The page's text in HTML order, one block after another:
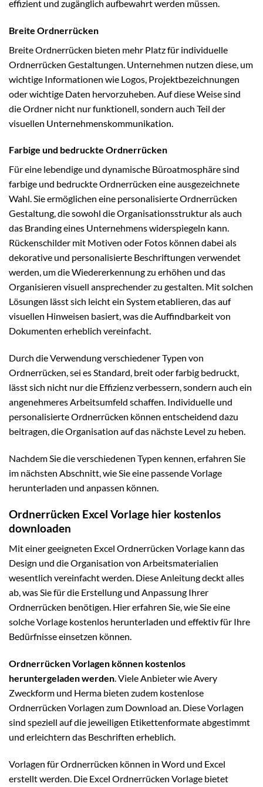
effizient und zugänglich aufbewahrt werden müssen.
Breite Ordnerrücken
Breite Ordnerrücken bieten mehr Platz für individuelle
Ordnerrücken Gestaltungen. Unternehmen nutzen diese, um
wichtige Informationen wie Logos, Projektbezeichnungen
oder wichtige Daten hervorzuheben. Auf diese Weise sind
die Ordner nicht nur funktionell, sondern auch Teil der
visuellen Unternehmenskommunikation.
Farbige und bedruckte Ordnerrücken
Für eine lebendige und dynamische Büroatmosphäre sind
farbige und bedruckte Ordnerrücken eine ausgezeichnete
Wahl. Sie ermöglichen eine personalisierte Ordnerrücken
Gestaltung, die sowohl die Organisationsstruktur als auch
das Branding eines Unternehmens widerspiegeln kann.
Rückenschilder mit Motiven oder Fotos können dabei als
dekorative und personalisierte Beschriftungen verwendet
werden, um die Wiedererkennung zu erhöhen und das
Organisieren visuell ansprechender zu gestalten. Mit solchen
Lösungen lässt sich leicht ein System etablieren, das auf
visuellen Hinweisen basiert, was die Auffindbarkeit von
Dokumenten erheblich vereinfacht.
Durch die Verwendung verschiedener Typen von
Ordnerrücken, sei es Standard, breit oder farbig bedruckt,
lässt sich nicht nur die Effizienz verbessern, sondern auch ein
angenehmeres Arbeitsumfeld schaffen. Individuelle und
personalisierte Ordnerrücken können entscheidend dazu
beitragen, die Organisation auf das nächste Level zu heben.
Nachdem Sie die verschiedenen Typen kennen, erfahren Sie
im nächsten Abschnitt, wie Sie eine passende Vorlage
herunterladen und anpassen können.
Ordnerrücken Excel Vorlage hier kostenlos
downloaden
Mit einer geeigneten Excel Ordnerrücken Vorlage kann das
Design und die Organisation von Arbeitsmaterialien
wesentlich vereinfacht werden. Diese Anleitung deckt alles
ab, was Sie für die Erstellung und Anpassung Ihrer
Ordnerrücken benötigen. Hier erfahren Sie, wie Sie eine
solche Vorlage kostenlos herunterladen und effektiv für Ihre
Bedürfnisse einsetzen können.
Ordnerrücken Vorlagen können kostenlos
heruntergeladen werden. Viele Anbieter wie Avery
Zweckform und Herma bieten zudem kostenlose
Ordnerrücken Vorlagen zum Download an. Diese Vorlagen
sind speziell auf die jeweiligen Etikettenformate abgestimmt
und erleichtern das Beschriften erheblich.
Vorlagen für Ordnerrücken können in Word und Excel
erstellt werden. Die Excel Ordnerrücken Vorlage bietet